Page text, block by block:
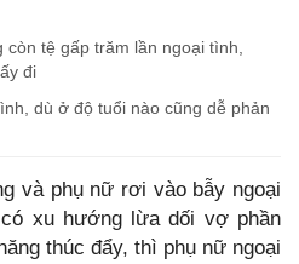
tệ gấp trăm lần ngoại tình,
đi
dù ở độ tuổi nào cũng dễ phản
và phụ nữ rơi vào bẫy ngoại
xu hướng lừa dối vợ phần
thúc đẩy, thì phụ nữ ngoại